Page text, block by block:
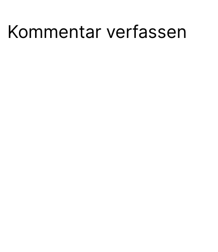
Kommentar verfassen